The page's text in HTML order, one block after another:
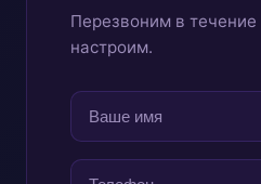
Перезвоним в течение
настроим.